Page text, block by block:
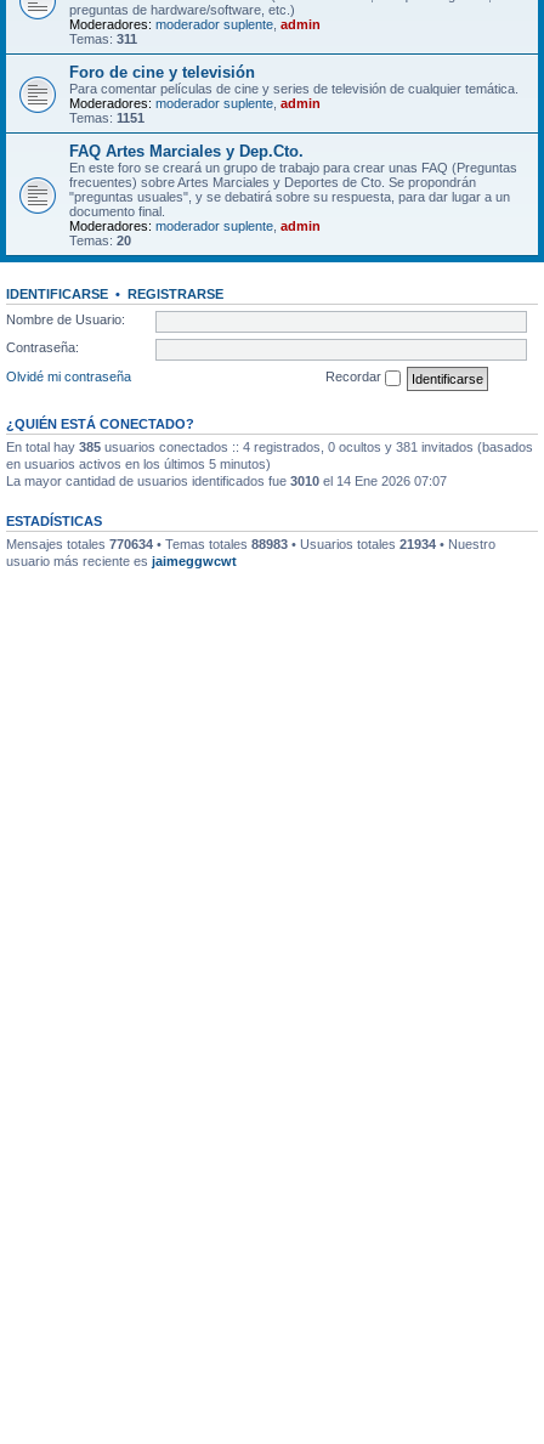
preguntas de hardware/software, etc.)
Moderadores: moderador suplente admin
Temas: 311
Foro de cine y televisión
Para comentar películas de cine y series de televisión de cualquier temática.
Moderadores: moderador suplente admin
Temas: 1151
FAQ Artes Marciales y Dep.Cto.
En este foro se creará un grupo de trabajo para crear unas FAQ (Preguntas
frecuentes) sobre Artes Marciales y Deportes de Cto. Se propondrán
"preguntas usuales", y se debatirá sobre su respuesta, para dar lugar a un
documento final.
Moderadores: moderador suplente admin
Temas: 20
IDENTIFICARSE • REGISTRARSE
Nombre de Usuario:
Contraseña:
Olvidé mi contraseña
Recordar
¿QUIÉN ESTÁ CONECTADO?
En total hay 385 usuarios conectados :: 4 registrados, 0 ocultos y 381 invitados (basados
en usuarios activos en los últimos 5 minutos)
La mayor cantidad de usuarios identificados fue 3010 el 14 Ene 2026 07:07
ESTADÍSTICAS
Mensajes totales 770634 • Temas totales 88983 • Usuarios totales 21934 • Nuestro
usuario más reciente es jaimeggwcwt